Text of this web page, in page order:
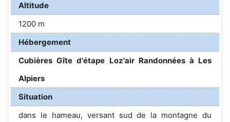
Altitude
1200 m
Hébergement
Cubières Gîte d'étape Loz'air Randonnées à Les
Alpiers
Situation
dans le hameau, versant sud de la montagne du